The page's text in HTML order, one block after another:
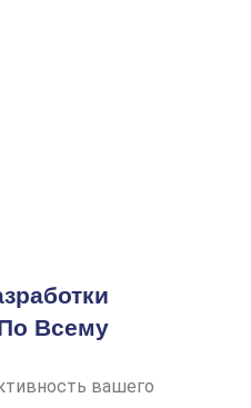
Всему
вашего